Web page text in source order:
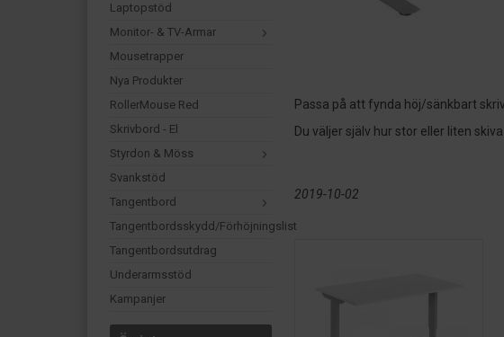
Laptopstöd
Monitor- & TV-Armar
Mousetrapper
Nya Produkter
RollerMouse Red
Skrivbord - El
Styrdon & Möss
Svankstöd
Tangentbord
Tangentbordsskydd/förhöjningslist
Tangentbordsutdrag
Underarmsstöd
Kampanjer
Passa på att fynda höj/sänkbart
Du väljer själv hur stor eller liten
2019-10-02